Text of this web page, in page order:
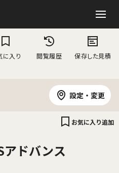
に入り 閲覧履歴 保存した見積
設定・変更
アドバンス
お気に入り追加